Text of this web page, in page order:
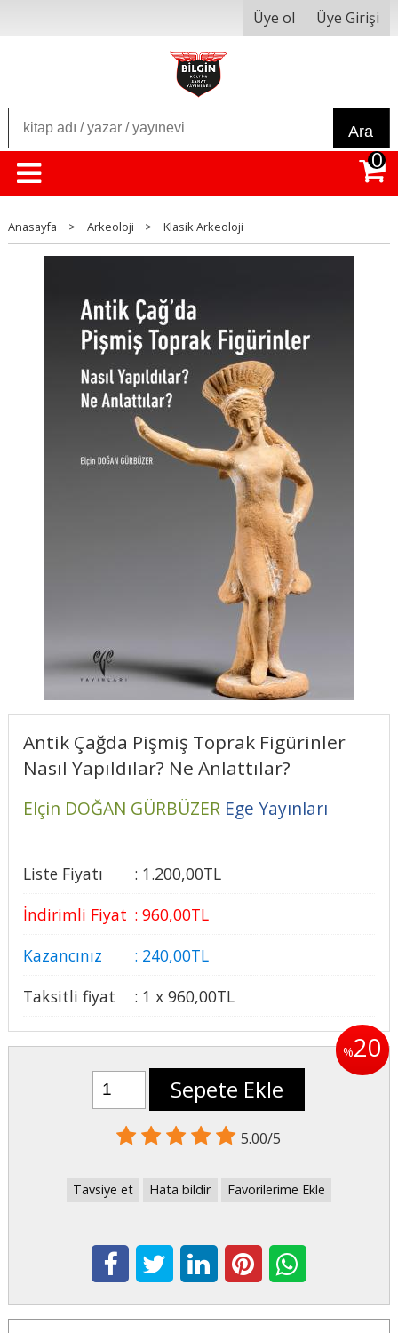
Üye ol Üye Girişi
Ara
0
Anasayfa > Arkeoloji > Klasik Arkeoloji
Antik Çağda Pişmiş Toprak Figürinler
Nasıl Yapıldılar? Ne Anlattılar?
Elçin DOĞAN GÜRBÜZER Ege Yayınları
Liste Fiyatı : 1.200,00TL
İndirimli Fiyat : 960,00TL
Kazancınız
: 240,00TL
Taksitli fiyat
: 1 x 960,00TL
%20
Sepete Ekle
5.00/5
Tavsiye et Hata bildir Favorilerime Ekle